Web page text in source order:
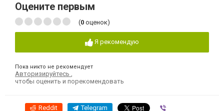
Оцените первым
(0 оценок)
Я рекомендую
Пока никто не рекомендует
Авторизируйтесь
чтобы оценить и порекомендовать
Reddit Telegram